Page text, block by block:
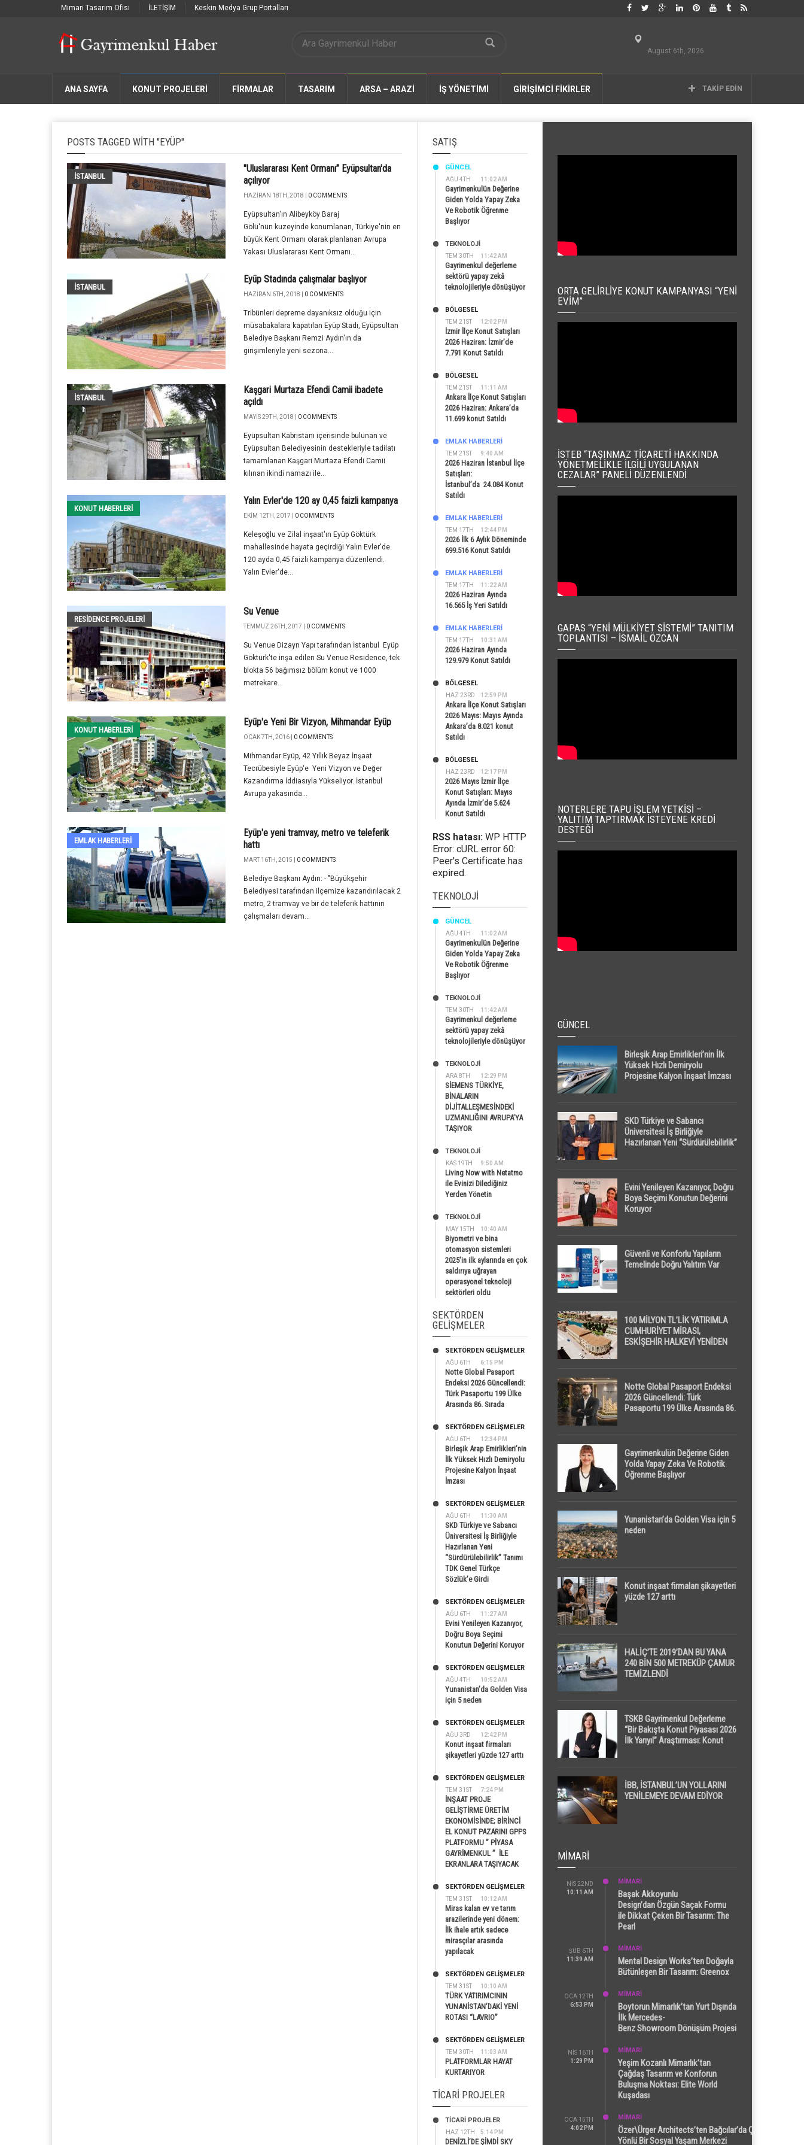
Mimari Tasarım Ofisi İLETİŞİM Keskin Medya Grup Portalları
August 6th, 2026
ANA SAYFA KONUT PROJELERİ FIRMALAR TASARIM ARSA – ARAZİ İŞ YÖNETİMİ GİRİŞİMCİ FİKİRLER TAKIP EDIN
POSTS TAGGED WITH "EYÜP"
İSTANBUL
"Uluslararası Kent Ormanı” Eyüpsultan'da
açılıyor
HAZIRAN 18TH, 2018 | 0 COMMENTS
Eyüpsultan'ın Alibeyköy Baraj
Gölü'nün kuzeyinde konumlanan, Türkiye'nin en
büyük Kent Ormanı olarak planlanan Avrupa
Yakası Uluslararası Kent Ormanı...
İSTANBUL
Eyüp Stadında çalışmalar başlıyor
HAZIRAN 6TH, 2018 | 0 COMMENTS
Tribünleri depreme dayanıksız olduğu için
müsabakalara kapatılan Eyüp Stadı, Eyüpsultan
Belediye Başkanı Remzi Aydın'ın da
girişimleriyle yeni sezona...
İSTANBUL
Kaşgari Murtaza Efendi Camii ibadete
açıldı
MAYIS 29TH, 2018 | 0 COMMENTS
Eyüpsultan Kabristanı içerisinde bulunan ve
Eyüpsultan Belediyesinin destekleriyle tadilatı
tamamlanan Kaşgari Murtaza Efendi Camii
kılınan ikindi namazı ile...
KONUT HABERLERI
Yalın Evler'de 120 ay 0,45 faizli kampanya
EKIM 12TH, 2017 | 0 COMMENTS
Keleşoğlu ve Zilal inşaat'ın Eyüp Göktürk
mahallesinde hayata geçirdiği Yalın Evler'de
120 ayda 0,45 faizli kampanya düzenlendi.
Yalın Evler'de...
RESIDENCE PROJELERI
Su Venue
TEMMUZ 26TH, 2017 | 0 COMMENTS
Su Venue Dizayn Yapı tarafından İstanbul Eyüp
Göktürk'te inşa edilen Su Venue Residence, tek
blokta 56 bağımsız bölüm konut ve 1000
metrekare...
KONUT HABERLERI
Eyüp'e Yeni Bir Vizyon, Mihmandar Eyüp
OCAK 7TH, 2016 | 0 COMMENTS
Mihmandar Eyüp, 42 Yıllık Beyaz İnşaat
Tecrübesiyle Eyüp‘e Yeni Vizyon ve Değer
Kazandırma İddiasıyla Yükseliyor. İstanbul
Avrupa yakasında...
EMLAK HABERLERI
Eyüp'e yeni tramvay, metro ve teleferik
hattı
MART 16TH, 2015 | 0 COMMENTS
Belediye Başkanı Aydın: - "Büyükşehir
Belediyesi tarafından ilçemize kazandırılacak 2
metro, 2 tramvay ve bir de teleferik hattının
çalışmaları devam...
SATIŞ
AĞU 4TH 11:02 AM
GÜNCEL
Gayrimenkulün Değerine
Giden Yolda Yapay Zeka
Ve Robotik Öğrenme
Başlıyor
TEM 30TH 11:42 AM
TEKNOLOJİ
Gayrimenkul değerleme
sektörü yapay zekâ
teknolojileriyle dönüşüyor
TEM 21ST 12:02 PM
BÖLGESEL
İzmir İlçe Konut Satışları
2026 Haziran: İzmir’de
7.791 Konut Satıldı
TEM 21ST 11:11 AM
BÖLGESEL
Ankara İlçe Konut Satışları
2026 Haziran: Ankara’da
11.699 konut Satıldı
TEM 21ST 9:40 AM
EMLAK HABERLERI
2026 Haziran İstanbul İlçe
Satışları:
İstanbul’da 24.084 Konut
Satıldı
TEM 17TH 12:44 PM
EMLAK HABERLERI
2026 İlk 6 Aylık Döneminde
699.516 Konut Satıldı
TEM 17TH 11:22 AM
EMLAK HABERLERI
2026 Haziran Ayında
16.565 İş Yeri Satıldı
TEM 17TH 10:31 AM
EMLAK HABERLERI
2026 Haziran Ayında
129.979 Konut Satıldı
HAZ 23RD 12:59 PM
BÖLGESEL
Ankara İlçe Konut Satışları
2026 Mayıs: Mayıs Ayında
Ankara’da 8.021 konut
Satıldı
HAZ 23RD 12:17 PM
BÖLGESEL
2026 Mayıs İzmir İlçe
Konut Satışları: Mayıs
Ayında İzmir’de 5.624
Konut Satıldı
RSS hatası: WP HTTP
Error: cURL error 60:
Peer's Certificate has
expired.
TEKNOLOJI
AĞU 4TH 11:02 AM
GÜNCEL
Gayrimenkulün Değerine
Giden Yolda Yapay Zeka
Ve Robotik Öğrenme
Başlıyor
TEM 30TH 11:42 AM
TEKNOLOJİ
Gayrimenkul değerleme
sektörü yapay zekâ
teknolojileriyle dönüşüyor
ARA 8TH 12:29 PM
TEKNOLOJİ
SİEMENS TÜRKİYE,
BİNALARIN
DİJİTALLEŞMESİNDEKİ
UZMANLIĞINI AVRUPA’YA
TAŞIYOR
KAS 19TH 9:50 AM
TEKNOLOJİ
Living Now with Netatmo
ile Evinizi Dilediğiniz
Yerden Yönetin
MAY 15TH 10:40 AM
TEKNOLOJİ
Biyometri ve bina
otomasyon sistemleri
2025’in ilk aylarında en çok
saldırıya uğrayan
operasyonel teknoloji
sektörleri oldu
SEKTÖRDEN
GELIŞMELER
AĞU 6TH 6:15 PM
SEKTÖRDEN GELIŞMELER
Notte Global Pasaport
Endeksi 2026 Güncellendi:
Türk Pasaportu 199 Ülke
Arasında 86. Sırada
AĞU 6TH 12:34 PM
SEKTÖRDEN GELIŞMELER
Birleşik Arap Emirlikleri’nin
İlk Yüksek Hızlı Demiryolu
Projesine Kalyon İnşaat
İmzası
AĞU 6TH 11:30 AM
SEKTÖRDEN GELIŞMELER
SKD Türkiye ve Sabancı
Üniversitesi İş Birliğiyle
Hazırlanan Yeni
“Sürdürülebilirlik” Tanımı
TDK Genel Türkçe
Sözlük’e Girdi
AĞU 6TH 11:27 AM
SEKTÖRDEN GELIŞMELER
Evini Yenileyen Kazanıyor,
Doğru Boya Seçimi
Konutun Değerini Koruyor
AĞU 4TH 10:52 AM
SEKTÖRDEN GELIŞMELER
Yunanistan’da Golden Visa
için 5 neden
AĞU 3RD 12:42 PM
SEKTÖRDEN GELIŞMELER
Konut inşaat firmaları
şikayetleri yüzde 127 arttı
TEM 31ST 7:24 PM
SEKTÖRDEN GELIŞMELER
İNŞAAT PROJE
GELİŞTİRME ÜRETİM
EKONOMİSİNDE; BİRİNCİ
EL KONUT PAZARINI GPPS
PLATFORMU ” PİYASA
GAYRİMENKUL ” İLE
EKRANLARA TAŞIYACAK
TEM 31ST 10:12 AM
SEKTÖRDEN GELIŞMELER
Miras kalan ev ve tarım
arazilerinde yeni dönem:
İlk ihale artık sadece
mirasçılar arasında
yapılacak
TEM 31ST 10:10 AM
SEKTÖRDEN GELIŞMELER
TÜRK YATIRIMCININ
YUNANİSTAN’DAKİ YENİ
ROTASI “LAVRIO”
TEM 30TH 11:03 AM
SEKTÖRDEN GELIŞMELER
PLATFORMLAR HAYAT
KURTARIYOR
TICARI PROJELER
HAZ 12TH 5:14 PM
TİCARİ PROJELER
DENİZLİ’DE ŞİMDİ SKY
ORTA GELIRLIYE KONUT KAMPANYASI “YENI
EVIM”
İSTEB “TAŞINMAZ TICARETI HAKKINDA
YÖNETMELIKLE İLGILI UYGULANAN
CEZALAR” PANELI DÜZENLENDI
GAPAS “YENI MÜLKIYET SISTEMI” TANITIM
TOPLANTISI – İSMAIL ÖZCAN
NOTERLERE TAPU İŞLEM YETKISI –
YALITIM TAPTIRMAK İSTEYENE KREDI
DESTEĞI
GÜNCEL
Birleşik Arap Emirlikleri’nin İlk
Yüksek Hızlı Demiryolu
Projesine Kalyon İnşaat İmzası
SKD Türkiye ve Sabancı
Üniversitesi İş Birliğiyle
Hazırlanan Yeni “Sürdürülebilirlik”
Evini Yenileyen Kazanıyor, Doğru
Boya Seçimi Konutun Değerini
Koruyor
Güvenli ve Konforlu Yapıların
Temelinde Doğru Yalıtım Var
100 MİLYON TL’LİK YATIRIMLA
CUMHURİYET MİRASI,
ESKİŞEHİR HALKEVİ YENİDEN
Notte Global Pasaport Endeksi
2026 Güncellendi: Türk
Pasaportu 199 Ülke Arasında 86.
Gayrimenkulün Değerine Giden
Yolda Yapay Zeka Ve Robotik
Öğrenme Başlıyor
Yunanistan’da Golden Visa için 5
neden
Konut inşaat firmaları şikayetleri
yüzde 127 arttı
HALİÇ’TE 2019’DAN BU YANA
240 BİN 500 METREKÜP ÇAMUR
TEMİZLENDİ
TSKB Gayrimenkul Değerleme
“Bir Bakışta Konut Piyasası 2026
İlk Yarıyıl” Araştırması: Konut
Dikkat Çekti
İBB, İSTANBUL’UN YOLLARINI
YENİLEMEYE DEVAM EDİYOR
MIMARI
NIS 22ND
10:11 AM
MİMARİ
Başak Akkoyunlu
Design’dan Özgün Saçak Formu
ile Dikkat Çeken Bir Tasarım: The
Pearl
ŞUB 6TH
11:39 AM
MİMARİ
Mental Design Works’ten Doğayla
Bütünleşen Bir Tasarım: Greenox
OCA 12TH
6:53 PM
MİMARİ
Boytorun Mimarlık’tan Yurt Dışında
İlk Mercedes-
Benz Showroom Dönüşüm Projesi
NIS 16TH
1:29 PM
MİMARİ
Yeşim Kozanlı Mimarlık’tan
Çağdaş Tasarım ve Konforun
Buluşma Noktası: Elite World
Kuşadası
OCA 15TH
4:02 PM
MİMARİ
Özer\Ürger Architects’ten Bağcılar’da Çok
Yönlü Bir Sosyal Yaşam Merkezi